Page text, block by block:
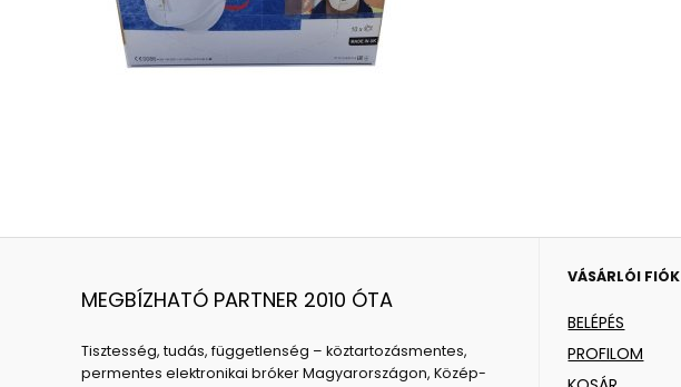
MEGBÍZHATÓ PARTNER 2010 ÓTA
Tisztesség, tudás, függetlenség – köztartozásmentes,
permentes elektronikai bróker Magyarországon, Közép-
VÁSÁRLÓI FIÓK
BELÉPÉS
PROFILOM